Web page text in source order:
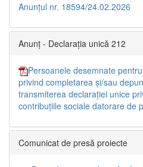
Anunțul nr. 18594/24.02.2026
Anunț - Declarația unică 212
Persoanele desemnate
privind completarea și/sau
transmiterea declarației unice
contribuțiile sociale datorare de
Comunicat de presă proiecte